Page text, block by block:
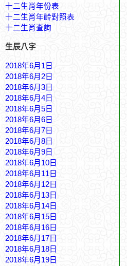
十二生肖年份表
十二生肖年齡對照表
十二生肖查詢
生辰八字
2018年6月1日
2018年6月2日
2018年6月3日
2018年6月4日
2018年6月5日
2018年6月6日
2018年6月7日
2018年6月8日
2018年6月9日
2018年6月10日
2018年6月11日
2018年6月12日
2018年6月13日
2018年6月14日
2018年6月15日
2018年6月16日
2018年6月17日
2018年6月18日
2018年6月19日